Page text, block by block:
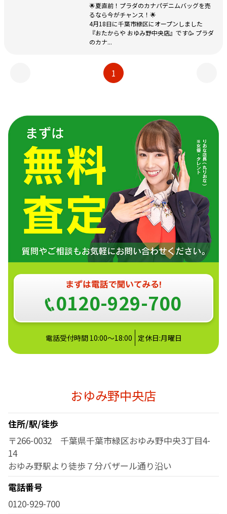
🌟夏直前！プラダのカナパデニムバッグを売
るなら今がチャンス！🌟
4月18日に千葉市緑区にオープンしました
『おたからや おゆみ野中央店』です🥳 プラダ
のカナ...
1
0120-929-700
電話受付時間 10:00〜18:00 定休日:月曜日
おゆみ野中央店
住所/駅/徒歩
〒266-0032 千葉県千葉市緑区おゆみ野中央3丁目4-
14
おゆみ野駅より徒歩７分バザール通り沿い
電話番号
0120-929-700